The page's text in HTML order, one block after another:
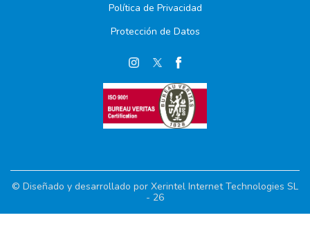
Política de Privacidad
Protección de Datos
© Diseñado y desarrollado por Xerintel Internet Technologies SL
- 26